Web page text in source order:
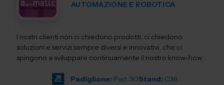
AUTOMAZIONE E ROBOTICA
I nostri clienti non ci chiedono prodotti, ci chiedono
soluzioni e servizi sempre diversi e innovativi, che ci
spingono a sviluppare continuamente il nostro know-how,
Padiglione: Pad. 30Stand: C38